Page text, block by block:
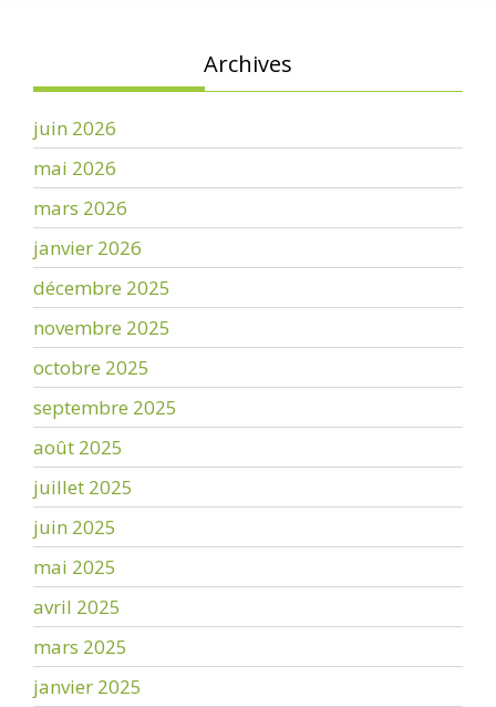
Archives
juin 2026
mai 2026
mars 2026
janvier 2026
décembre 2025
novembre 2025
octobre 2025
septembre 2025
août 2025
juillet 2025
juin 2025
mai 2025
avril 2025
mars 2025
janvier 2025